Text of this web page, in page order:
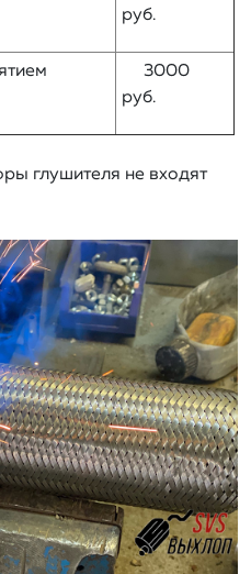
руб.
3000
руб.
глушителя не входят